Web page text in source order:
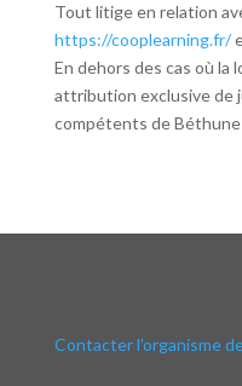
Tout litige en relation
https://cooplearning.fr/
En dehors des cas où la
attribution exclusive de
compétents de Béthune
Contacter l’organisme